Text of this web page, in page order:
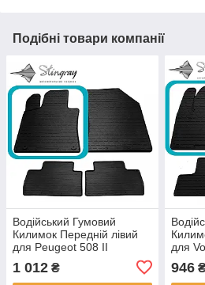
Подібні товари компанії
Водійський Гумовий
Килимок Передній лівий
для Peugeot 508 II
1 012 ₴
для
946